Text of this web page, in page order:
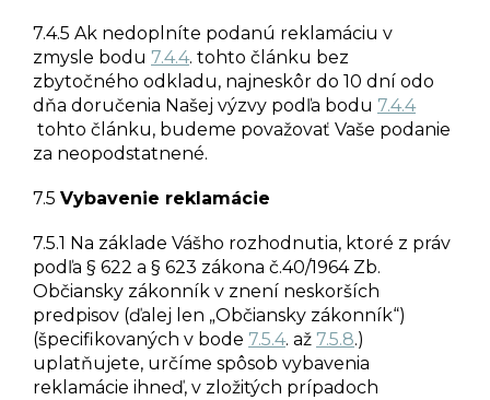
7.4.5 Ak nedoplníte podanú reklamáciu v
zmysle bodu 7.4.4. tohto článku bez
zbytočného odkladu, najneskôr do 10 dní odo
dňa doručenia Našej výzvy podľa bodu 7.4.4
tohto článku, budeme považovať Vaše podanie
za neopodstatnené.
7.5 Vybavenie reklamácie
7.5.1 Na základe Vášho rozhodnutia, ktoré z práv
podľa § 622 a § 623 zákona č.40/1964 Zb.
Občiansky zákonník v znení neskorších
predpisov (ďalej len „Občiansky zákonník“)
(špecifikovaných v bode 7.5.4. až 7.5.8.)
uplatňujete, určíme spôsob vybavenia
reklamácie ihneď, v zložitých prípadoch